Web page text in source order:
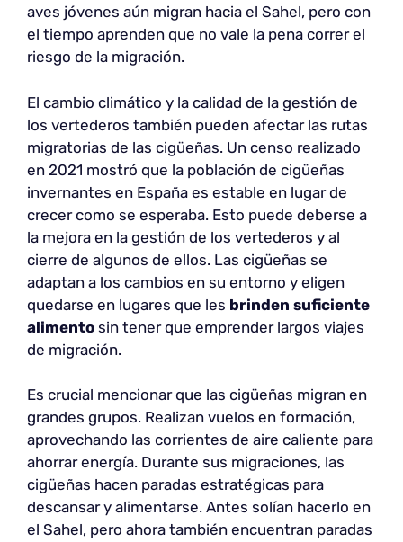
aves jóvenes aún migran hacia el Sahel, pero con
el tiempo aprenden que no vale la pena correr el
riesgo de la migración.
El cambio climático y la calidad de la gestión de
los vertederos también pueden afectar las rutas
migratorias de las cigüeñas. Un censo realizado
en 2021 mostró que la población de cigüeñas
invernantes en España es estable en lugar de
crecer como se esperaba. Esto puede deberse a
la mejora en la gestión de los vertederos y al
cierre de algunos de ellos. Las cigüeñas se
adaptan a los cambios en su entorno y eligen
quedarse en lugares que les brinden suficiente
alimento sin tener que emprender largos viajes
de migración.
Es crucial mencionar que las cigüeñas migran en
grandes grupos. Realizan vuelos en formación,
aprovechando las corrientes de aire caliente para
ahorrar energía. Durante sus migraciones, las
cigüeñas hacen paradas estratégicas para
descansar y alimentarse. Antes solían hacerlo en
el Sahel, pero ahora también encuentran paradas